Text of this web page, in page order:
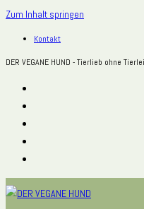
Zum Inhalt springen
Kontakt
DER VEGANE HUND - Tierlieb ohne